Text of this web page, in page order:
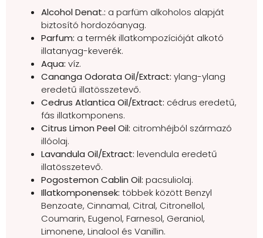
Alcohol Denat.: a parfüm alkoholos alapját
biztosító hordozóanyag.
Parfum: a termék illatkompozícióját alkotó
illatanyag-keverék.
Aqua: víz.
Cananga Odorata Oil/Extract: ylang-ylang
eredetű illatösszetevő.
Cedrus Atlantica Oil/Extract: cédrus eredetű,
fás illatkomponens.
Citrus Limon Peel Oil: citromhéjból származó
illóolaj.
Lavandula Oil/Extract: levendula eredetű
illatösszetevő.
Pogostemon Cablin Oil: pacsuliolaj.
Illatkomponensek: többek között Benzyl
Benzoate, Cinnamal, Citral, Citronellol,
Coumarin, Eugenol, Farnesol, Geraniol,
Limonene, Linalool és Vanillin.